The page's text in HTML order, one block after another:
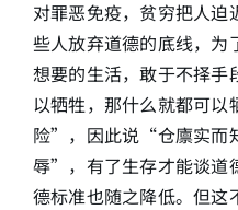
对罪恶免疫，贫穷把人迫
些人放弃道德的底线，为
想要的生活，敢于不择手
以牺牲，那什么就都可
险”，因此说“仓廪实而
辱”，有了生存才能谈道
德标准也随之降低。但这